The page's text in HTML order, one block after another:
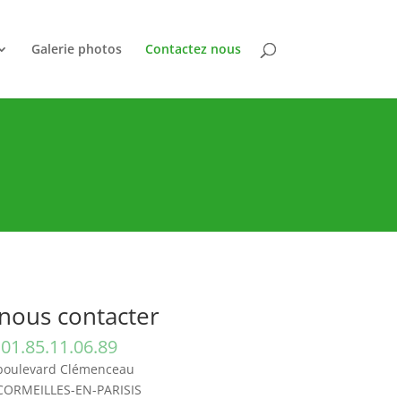
Galerie photos Contactez nous
contacter
01.85.11.06.89
Clémenceau
EN-PARISIS